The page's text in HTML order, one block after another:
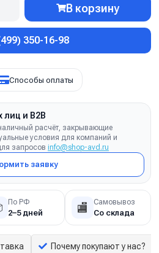
В корзину
350-16-98
Способы оплаты
и B2B
расчёт, закрывающие
условия для компаний и
запросов info@shop-avd.ru
заявку
По РФ
2–5 дней 🏬 Самовывоз
Со склада
Почему покупают у нас?